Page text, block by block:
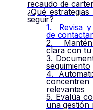
recaudo de
¿Qué
seguir?
1. Revisa y
de
2. Mantén
clara con
3.
seguimiento
4.
relevantes
5. Evalúa
una gestión